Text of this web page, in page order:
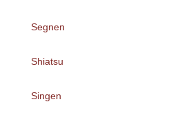
Segnen
Shiatsu
Singen